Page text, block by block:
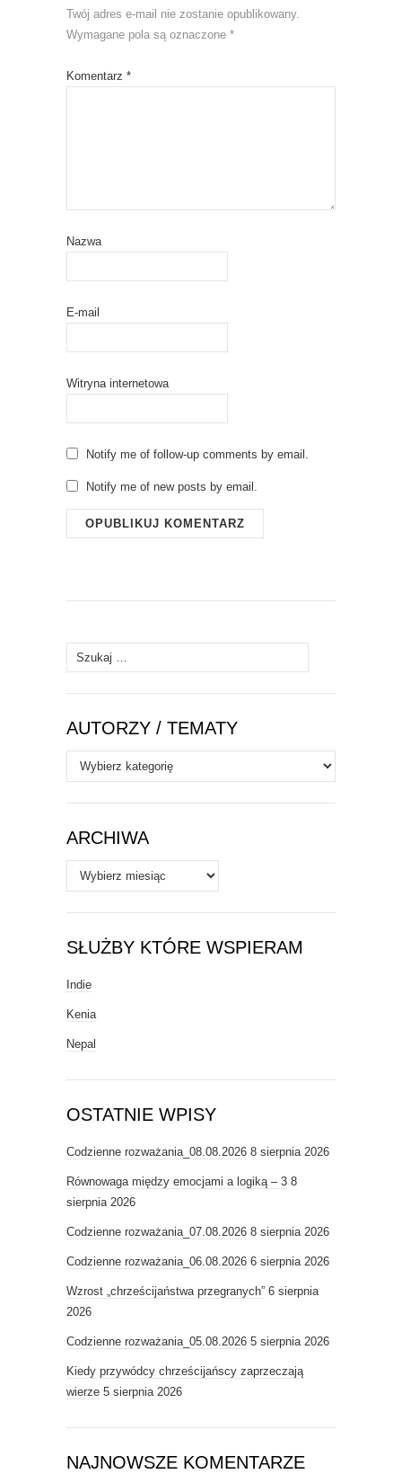
Twój adres e-mail nie zostanie opublikowany.
Wymagane pola są oznaczone *
Komentarz *
Nazwa
E-mail
Witryna internetowa
Notify me of follow-up comments by email.
Notify me of new posts by email.
Szukaj:
AUTORZY / TEMATY
Autorzy
/
Tematy
ARCHIWA
Archiwa
SŁUŻBY KTÓRE WSPIERAM
Indie
Kenia
Nepal
OSTATNIE WPISY
Codzienne rozważania_08.08.2026 8 sierpnia 2026
Równowaga między emocjami a logiką – 3 8
sierpnia 2026
Codzienne rozważania_07.08.2026 8 sierpnia 2026
Codzienne rozważania_06.08.2026 6 sierpnia 2026
Wzrost „chrześcijaństwa przegranych” 6 sierpnia
2026
Codzienne rozważania_05.08.2026 5 sierpnia 2026
Kiedy przywódcy chrześcijańscy zaprzeczają
wierze 5 sierpnia 2026
NAJNOWSZE KOMENTARZE